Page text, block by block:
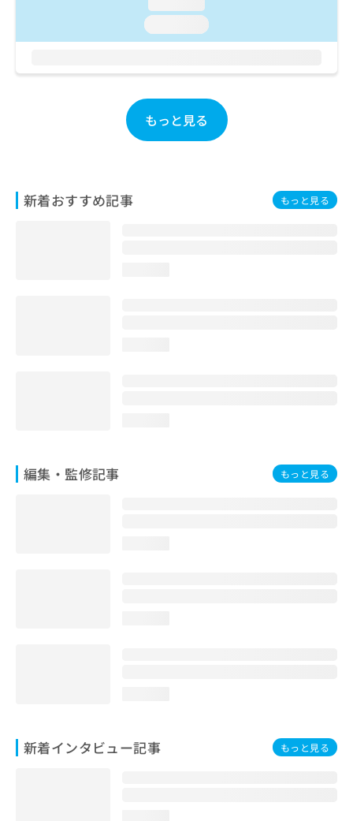
もっと見る
新着おすすめ記事 もっと見る
編集・監修記事 もっと見る
新着インタビュー記事 もっと見る
い
わ